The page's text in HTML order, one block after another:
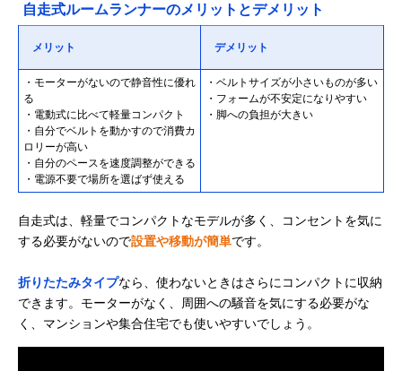
自走式ルームランナーのメリットとデメリット
メリット デメリット
・モーターがないので静音性に優れ
る
・電動式に比べて軽量コンパクト
・自分でベルトを動かすので消費カ
ロリーが高い
・自分のペースを速度調整ができる
・電源不要で場所を選ばず使える
・ベルトサイズが小さいものが多い
・フォームが不安定になりやすい
・脚への負担が大きい
自走式は、軽量でコンパクトなモデルが多く、コンセントを気に
する必要がないので設置や移動が簡単です。
折りたたみタイプなら、使わないときはさらにコンパクトに収納
できます。モーターがなく、周囲への騒音を気にする必要がな
く、マンションや集合住宅でも使いやすいでしょう。